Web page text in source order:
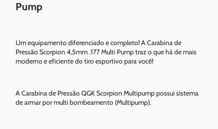
Pump
Um equipamento diferenciado e completo! A Carabina de
Pressão Scorpion 4,5mm .177 Multi Pump traz o que há de mais
moderno e eficiente do tiro esportivo para você!
A Carabina de Pressão QGK Scorpion Multipump possui sistema
de armar por multi bombeamento (Multipump).